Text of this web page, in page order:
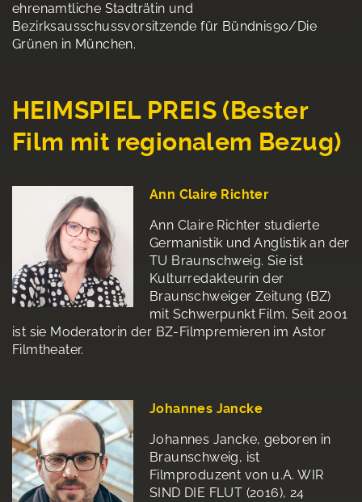
ehrenamtliche Stadträtin und
Bezirksausschussvorsitzende für Bündnis90/Die
Grünen in München.
HEIMSPIEL PREIS (Bester
Film mit regionalem Bezug)
Ann Claire Richter
Ann Claire Richter studierte
Germanistik und Anglistik an der
TU Braunschweig. Sie ist
Kulturredakteurin der
Braunschweiger Zeitung (BZ)
mit Schwerpunkt Film. Seit 2001
ist sie Moderatorin der BZ-Filmpremieren im Astor
Filmtheater.
Johannes Jancke
Johannes Jancke, geboren in
Braunschweig, ist
Filmproduzent von u.A. WIR
SIND DIE FLUT (2016), 24